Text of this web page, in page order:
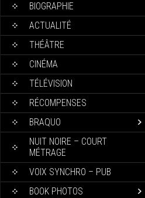
BIOGRAPHIE
ACTUALITÉ
THÉÂTRE
CINÉMA
TÉLÉVISION
RÉCOMPENSES
BRAQUO
NUIT NOIRE – COURT
MÉTRAGE
VOIX SYNCHRO – PUB
BOOK PHOTOS